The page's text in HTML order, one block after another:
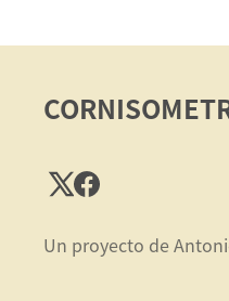
Un proyecto de